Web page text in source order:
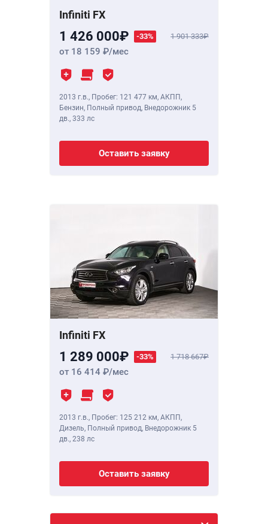
Infiniti FX
1 426 000 -33% 1 901 333
от 18 159 /мес
2013 г.в., Пробег: 121 477 км, АКПП,
Бензин, Полный привод, Внедорожник 5
дв., 333 лс
Оставить заявку
Infiniti FX
1 289 000 -33% 1 718 667
от 16 414 /мес
2013 г.в., Пробег: 125 212 км, АКПП,
Дизель, Полный привод, Внедорожник 5
дв., 238 лс
Оставить заявку